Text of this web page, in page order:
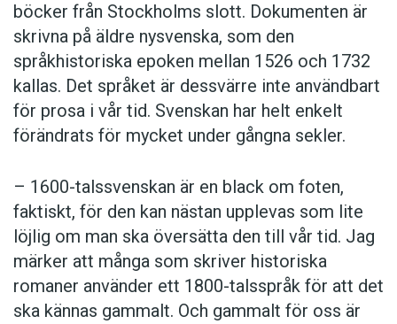
böcker från Stockholms slott. Dokumenten är
skrivna på äldre nysvenska, som den
språkhistoriska epoken mellan 1526 och 1732
kallas. Det språket är dessvärre inte användbart
för prosa i vår tid. Svenskan har helt enkelt
förändrats för mycket under gångna sekler.
– 1600-talssvenskan är en black om foten,
faktiskt, för den kan nästan upplevas som lite
löjlig om man ska översätta den till vår tid. Jag
märker att många som skriver historiska
romaner använder ett 1800-talsspråk för att det
ska kännas gammalt. Och gammalt för oss är